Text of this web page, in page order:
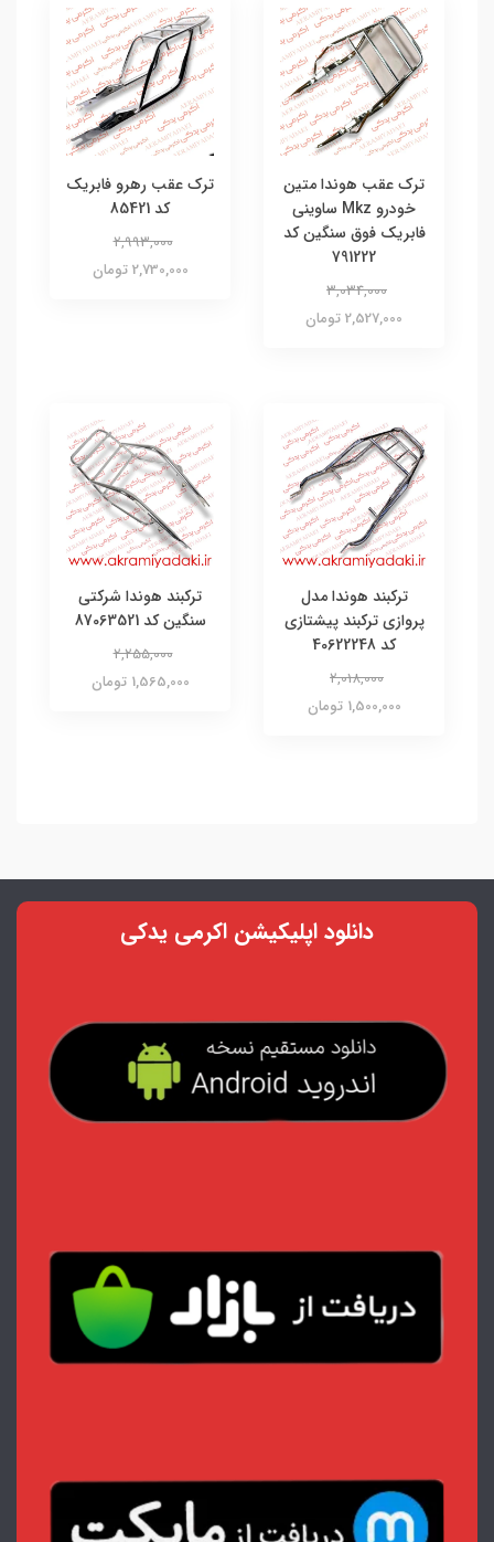
ترک عقب هوندا متین
خودرو Mkz ساوینی
فابریک فوق سنگین کد
791222
3,034,000
2,527,000 تومان
ترک عقب رهرو فابریک
کد 85421
2,993,000
2,730,000 تومان
ترکبند هوندا مدل
پروازی ترکبند پیشتازی
کد 40622248
2,018,000
1,500,000 تومان
ترکبند هوندا شرکتی
سنگین کد 87063521
2,255,000
1,565,000 تومان
دانلود اپلیکیشن اکرمی یدکی